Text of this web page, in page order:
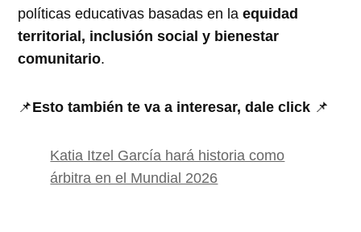
políticas educativas basadas en laequidad
territorial, inclusión social y bienestar
comunitario.
📌Esto también te va a interesar, dale click 📌
Katia Itzel García hará historia como
árbitra en el Mundial 2026